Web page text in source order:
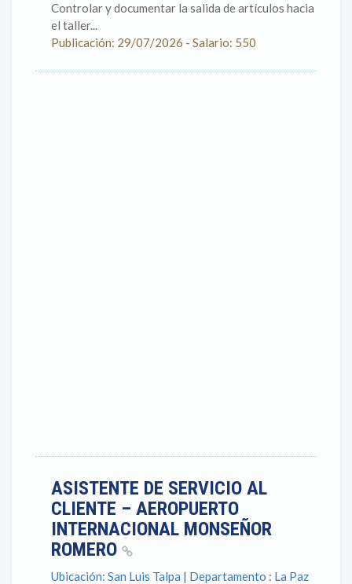
Controlar y documentar la salida de artículos hacia
el taller...
Publicación: 29/07/2026 - Salario: 550
ASISTENTE DE SERVICIO AL
CLIENTE – AEROPUERTO
INTERNACIONAL MONSEÑOR
ROMERO
Ubicación: San Luis Talpa | Departamento : La Paz